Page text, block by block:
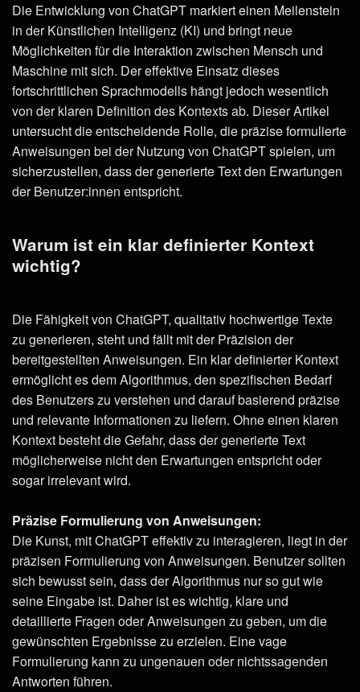
Die Entwicklung von ChatGPT markiert einen Meilenstein
in der Künstlichen Intelligenz (KI) und bringt neue
Möglichkeiten für die Interaktion zwischen Mensch und
Maschine mit sich. Der effektive Einsatz dieses
fortschrittlichen Sprachmodells hängt jedoch wesentlich
von der klaren Definition des Kontexts ab. Dieser Artikel
untersucht die entscheidende Rolle, die präzise formulierte
Anweisungen bei der Nutzung von ChatGPT spielen, um
sicherzustellen, dass der generierte Text den Erwartungen
der Benutzer:innen entspricht.
Warum ist ein klar definierter Kontext
wichtig?
Die Fähigkeit von ChatGPT, qualitativ hochwertige Texte
zu generieren, steht und fällt mit der Präzision der
bereitgestellten Anweisungen. Ein klar definierter Kontext
ermöglicht es dem Algorithmus, den spezifischen Bedarf
des Benutzers zu verstehen und darauf basierend präzise
und relevante Informationen zu liefern. Ohne einen klaren
Kontext besteht die Gefahr, dass der generierte Text
möglicherweise nicht den Erwartungen entspricht oder
sogar irrelevant wird.
Präzise Formulierung von Anweisungen:
Die Kunst, mit ChatGPT effektiv zu interagieren, liegt in der
präzisen Formulierung von Anweisungen. Benutzer sollten
sich bewusst sein, dass der Algorithmus nur so gut wie
seine Eingabe ist. Daher ist es wichtig, klare und
detaillierte Fragen oder Anweisungen zu geben, um die
gewünschten Ergebnisse zu erzielen. Eine vage
Formulierung kann zu ungenauen oder nichtssagenden
Antworten führen.